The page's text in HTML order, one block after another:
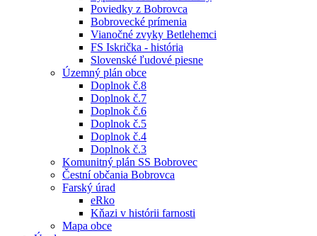
Poviedky z Bobrovca
Bobrovecké prímenia
Vianočné zvyky Betlehemci
FS Iskrička - história
Slovenské ľudové piesne
Územný plán obce
Doplnok č.8
Doplnok č.7
Doplnok č.6
Doplnok č.5
Doplnok č.4
Doplnok č.3
Komunitný plán SS Bobrovec
Čestní občania Bobrovca
Farský úrad
eRko
Kňazi v histórii farnosti
Mapa obce